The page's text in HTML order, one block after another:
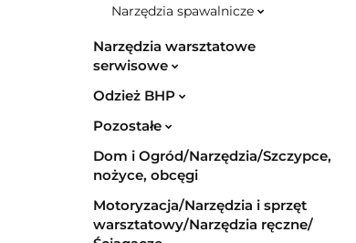
Narzędzia spawalnicze
Narzędzia warsztatowe
serwisowe
Odzież BHP
Pozostałe
Dom i Ogród/Narzędzia/Szczypce,
nożyce, obcęgi
Motoryzacja/Narzędzia i sprzęt
warsztatowy/Narzędzia ręczne/